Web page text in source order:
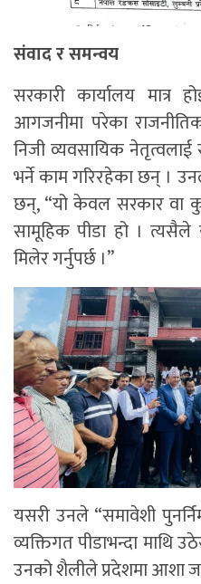
संवाद र समन्वय
सरकारी कार्यालय मात्र
आगजनीमा परेका
निजी व्यवसायिक
भर्ने काम गरिरहेका छन् ।
छन्, “यो केवल सरकार वा
सामूहिक पीडा हो ।
मिलेर गर्नुपर्छ ।”
यसरी उनले “समावेशी
व्यक्तिगत पीडाभन्दा माथि
उनको शैलीले प्रदेशमा आशा